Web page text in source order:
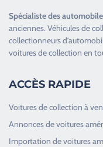
Spécialiste des
anciennes.Véhicules de
collectionneurs d’
voitures de collection en
ACCÈS RAPIDE
Voitures de collection à
Annonces de voitures
Importation de voitures